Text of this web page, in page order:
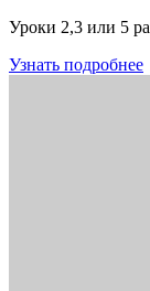
Уроки 2,3 или 5
Узнать подробнее